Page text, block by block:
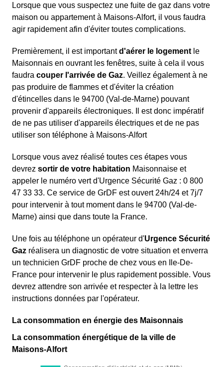
Lorsque que vous suspectez une fuite de gaz dans votre
maison ou appartement à Maisons-Alfort, il vous faudra
agir rapidement afin d'éviter toutes complications.
Premièrement, il est importantd'aérer le logement le
Maisonnais en ouvrant les fenêtres, suite à cela il vous
faudra couper l'arrivée de Gaz. Veillez également à ne
pas produire de flammes et d'éviter la création
d'étincelles dans le 94700 (Val-de-Marne) pouvant
provenir d'appareils électroniques. Il est donc impératif
de ne pas utiliser d'appareils électriques et de ne pas
utiliser son téléphone à Maisons-Alfort
Lorsque vous avez réalisé toutes ces étapes vous
devrez sortir de votre habitation Maisonnaise et
appeler le numéro vert d'Urgence Sécurité Gaz : 0 800
47 33 33. Ce service de GrDF est ouvert 24h/24 et 7j/7
pour intervenir à tout moment dans le 94700 (Val-de-
Marne) ainsi que dans toute la France.
Une fois au téléphone un opérateur d'Urgence Sécurité
Gaz réalisera un diagnostic de votre situation et enverra
un technicien GrDF proche de chez vous en Ile-De-
France pour intervenir le plus rapidement possible. Vous
devrez attendre son arrivée et respecter à la lettre les
instructions données par l'opérateur.
La consommation en énergie des Maisonnais
La consommation énergétique de la ville de
Maisons-Alfort